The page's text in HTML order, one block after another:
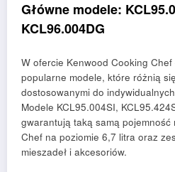
Główne modele:
KCL96.004DG
W ofercie Kenwood Cooking
popularne modele, które różnią
dostosowanymi do
Modele KCL95.004SI,
gwarantują taką samą pojemność
Chef na poziomie 6,7 litra oraz
mieszadeł i akcesoriów.